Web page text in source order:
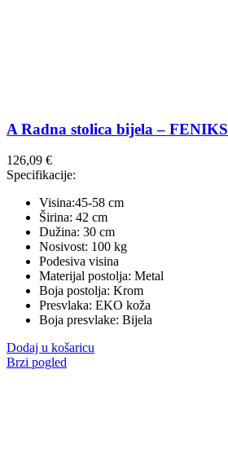
A Radna stolica bijela – FENIKS
126,09 €
Specifikacije:
Visina:45-58 cm
Širina: 42 cm
Dužina: 30 cm
Nosivost: 100 kg
Podesiva visina
Materijal postolja: Metal
Boja postolja: Krom
Presvlaka: EKO koža
Boja presvlake: Bijela
Dodaj u košaricu
Brzi pogled